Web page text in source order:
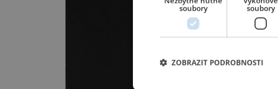
soubory
soubory
ZOBRAZIT PODROBNOSTI